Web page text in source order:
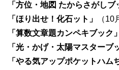
「方位・地図 たからさがしブ
「ほり出せ！化石ット」
（10
「算数文章題カンペキブック」
「光・かげ・太陽マスターブ
「やる気アップポケットハム